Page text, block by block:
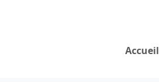
Accueil